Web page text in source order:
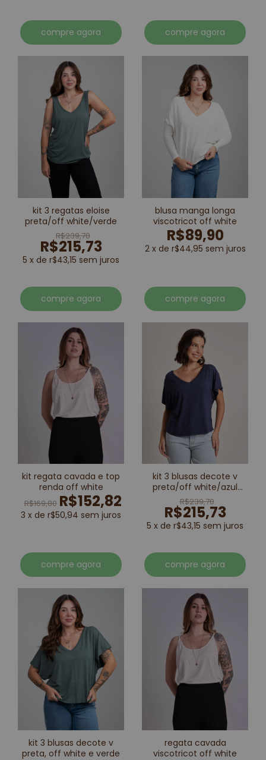
compre agora compre agora
kit 3 regatas eloise
preta/off white/verde
R$239,70
R$215,73
5 x de r$43,15 sem juros
compre agora
blusa manga longa
viscotricot off white
R$89,90
2 x de r$44,95 sem juros
compre agora
kit regata cavada e top
renda off white
R$169,80 R$152,82
3 x de r$50,94 sem juros
compre agora
kit 3 blusas decote v
preta/off white/azul
marinho
R$239,70
R$215,73
5 x de r$43,15 sem juros
compre agora
kit 3 blusas decote v
preta, off white e verde
regata cavada
viscotricot off white